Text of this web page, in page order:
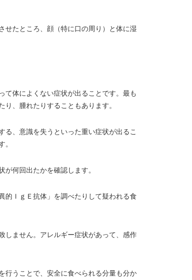
せたところ、顔（特に口の周り）と体に湿
て体によくない症状が出ることです。最も
、腫れたりすることもあります。
、意識を失うといった重い症状が出るこ
。
何回出たかを確認します。
ＩｇＥ抗体」を調べたりして疑われる食
しません。アレルギー症状があって、感作
行うことで、安全に食べられる分量も分か